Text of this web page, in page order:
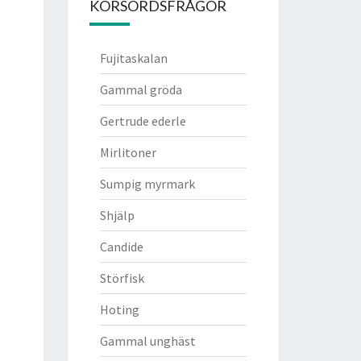
KORSORDSFRÅGOR
Fujitaskalan
Gammal gröda
Gertrude ederle
Mirlitoner
Sumpig myrmark
Shjälp
Candide
Störfisk
Hoting
Gammal unghäst